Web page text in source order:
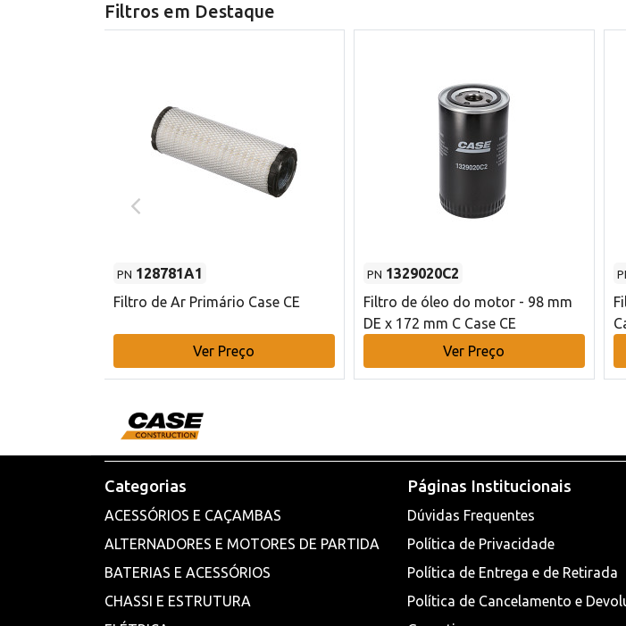
Filtros em Destaque
PN 128781A1
Filtro de Ar Primário Case CE
Ver Preço
PN 1329020C2
Filtro de óleo do motor - 98 mm
DE x 172 mm C Case CE
Ver Preço
Categorias
ACESSÓRIOS E CAÇAMBAS
ALTERNADORES E MOTORES DE PARTIDA
BATERIAS E ACESSÓRIOS
CHASSI E ESTRUTURA
Páginas Institucionais
Dúvidas Frequentes
Política de Privacidade
Política de Entrega e de Retirada
Política de Cancelamento e